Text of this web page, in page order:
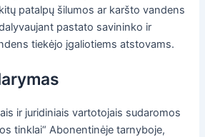
patalpų šilumos ar karšto vandens
pastato savininko ir
tiekėjo įgaliotiems atstovams.
ir juridiniais vartotojais sudaromos
tinklai“ Abonentinėje tarnyboje,